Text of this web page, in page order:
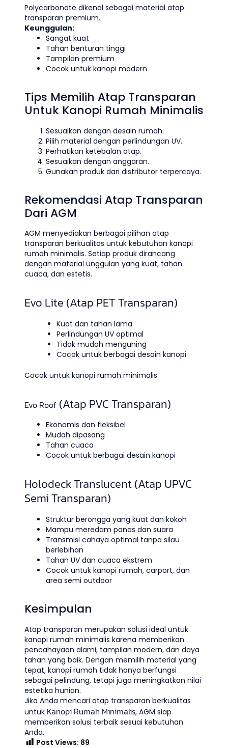
Polycarbonate dikenal sebagai material atap
transparan premium.
Keunggulan:
Sangat kuat
Tahan benturan tinggi
Tampilan premium
Cocok untuk kanopi modern
Tips Memilih Atap Transparan
Untuk Kanopi Rumah Minimalis
Sesuaikan dengan desain rumah.
Pilih material dengan perlindungan UV.
Perhatikan ketebalan atap.
Sesuaikan dengan anggaran.
Gunakan produk dari distributor terpercaya.
Rekomendasi Atap Transparan
Dari AGM
AGM menyediakan berbagai pilihan atap
transparan berkualitas untuk kebutuhan kanopi
rumah minimalis. Setiap produk dirancang
dengan material unggulan yang kuat, tahan
cuaca, dan estetis.
Evo Lite (Atap PET Transparan)
Kuat dan tahan lama
Perlindungan UV optimal
Tidak mudah menguning
Cocok untuk berbagai desain kanopi
Cocok untuk kanopi rumah minimalis
Evo Roof (Atap PVC Transparan)
Ekonomis dan fleksibel
Mudah dipasang
Tahan cuaca
Cocok untuk berbagai desain kanopi
Holodeck Translucent (Atap UPVC
Semi Transparan)
Struktur berongga yang kuat dan kokoh
Mampu meredam panas dan suara
Transmisi cahaya optimal tanpa silau
berlebihan
Tahan UV dan cuaca ekstrem
Cocok untuk kanopi rumah, carport, dan
area semi outdoor
Kesimpulan
Atap transparan merupakan solusi ideal untuk
kanopi rumah minimalis karena memberikan
pencahayaan alami, tampilan modern, dan daya
tahan yang baik. Dengan memilih material yang
tepat, kanopi rumah tidak hanya berfungsi
sebagai pelindung, tetapi juga meningkatkan nilai
estetika hunian.
Jika Anda mencari atap transparan berkualitas
untuk Kanopi Rumah Minimalis, AGM siap
memberikan solusi terbaik sesuai kebutuhan
Anda.
Post Views: 89